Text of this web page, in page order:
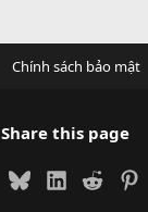
Chính sách bảo mật
Share this page
BlueskyLinkedIn
Reddit